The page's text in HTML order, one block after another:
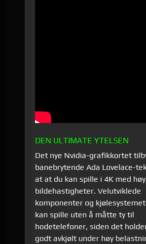
DEN ULTIMATE YTELSEN
Det nye Nvidia-grafikkortet
banebrytende Ada Lovelace-
at at du kan spille i 4K med
bildehastigheter. Velutviklede
komponenter og
kan spille uten å måtte ty til
hodetelefoner, siden det
godt avkjølt under høy